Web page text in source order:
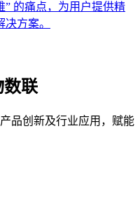
” 的痛点，为用户提供精
方案。
数联
品创新及行业应用，赋能